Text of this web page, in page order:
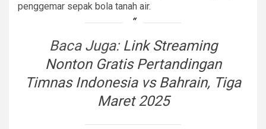
penggemar sepak bola tanah air.
Baca Juga: Link Streaming
Nonton Gratis Pertandingan
Timnas Indonesia vs Bahrain, Tiga
Maret 2025